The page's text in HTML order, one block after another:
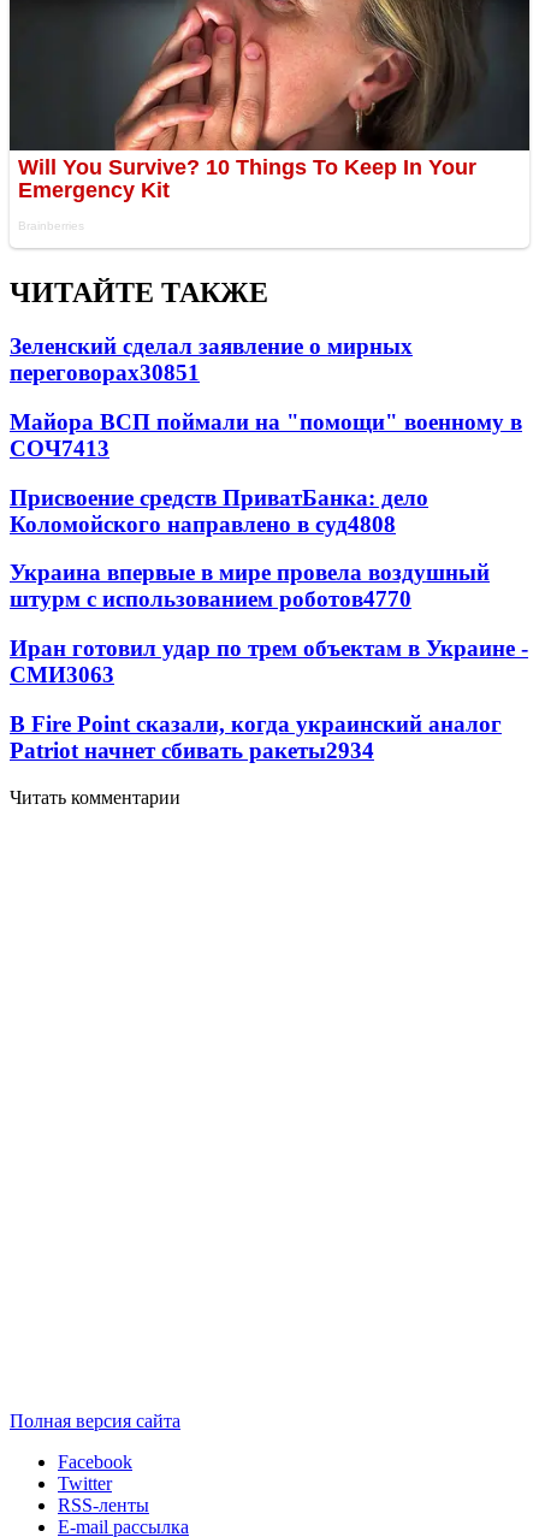
ЧИТАЙТЕ ТАКЖЕ
Зеленский сделал заявление о мирных
переговорах30851
Майора ВСП поймали на "помощи" военному в
СОЧ7413
Присвоение средств ПриватБанка: дело
Коломойского направлено в суд4808
Украина впервые в мире провела воздушный
штурм с использованием роботов4770
Иран готовил удар по трем объектам в Украине -
СМИ3063
В Fire Point сказали, когда украинский аналог
Patriot начнет сбивать ракеты2934
Читать комментарии
Полная версия сайта
Facebook
Twitter
RSS-ленты
E-mail рассылка